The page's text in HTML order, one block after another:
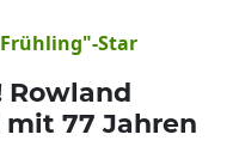
Star
Rowland
77 Jahren